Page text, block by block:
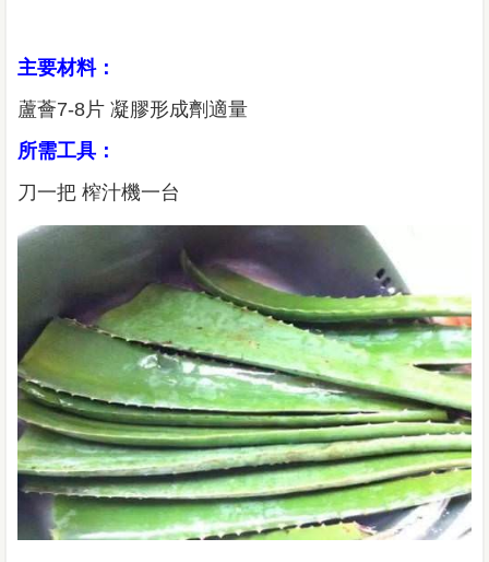
主要材料：
蘆薈7-8片 凝膠形成劑適量
所需工具：
刀一把 榨汁機一台